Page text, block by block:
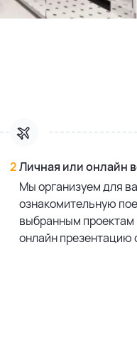
2Личная или онлайн
Мы организуем для
ознакомительную
выбранным проектам
онлайн презентацию